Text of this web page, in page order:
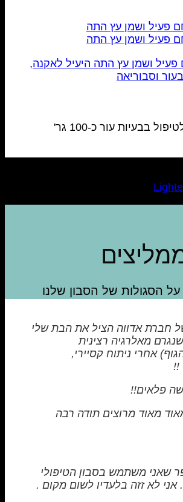
פעיל ושמן עץ התה היעיל לאקנה,
וסבוריאה
בבעיות עור כ-100 גר'
הסגולות של הסבון שלנו
חברת אדווה הציל את הבת שלי
מאלרגיה רצינית
אחרי ניתוח קסיירי,
!!
פלאים!!
מאוד מרוצים תודה רבה
שאני משתמש בסבון הטיפולי